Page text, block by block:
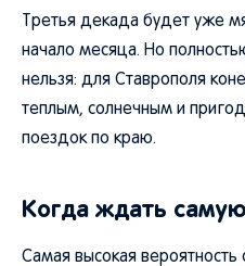
Третья декада будет уже
начало месяца. Но
нельзя: для Ставрополя
теплым, солнечным и
поездок по краю.
Когда ждать
Самая высокая